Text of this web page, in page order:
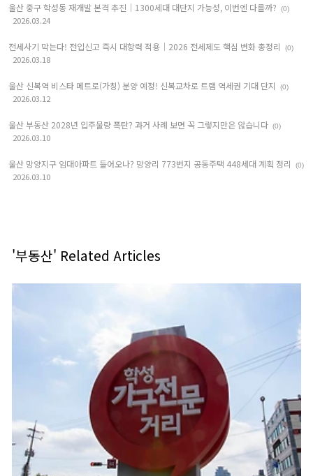
울산 중구 학성동 재개발 본격 추진｜1300세대 대단지 가능성, 이번엔 다를까?
(0)
2026.03.24
전세사기 막는다! 전입신고 즉시 대항력 적용｜2026 전세제도 핵심 변화 총정리 (0)
2026.03.18
울산 신복역 비스타 메트로(가칭) 분양 예정! 신복교차로 트램 역세권 기대 단지 (0)
2026.03.12
울산 부동산 2028년 입주물량 폭탄? 과거 사례 보면 꼭 그렇지만은 않습니다 (0)
2026.03.10
울산 망양지구 임대아파트 들어오나? 망양리 773번지 공동주택 448세대 계획 정리 (0)
2026.03.10
'부동산' Related Articles